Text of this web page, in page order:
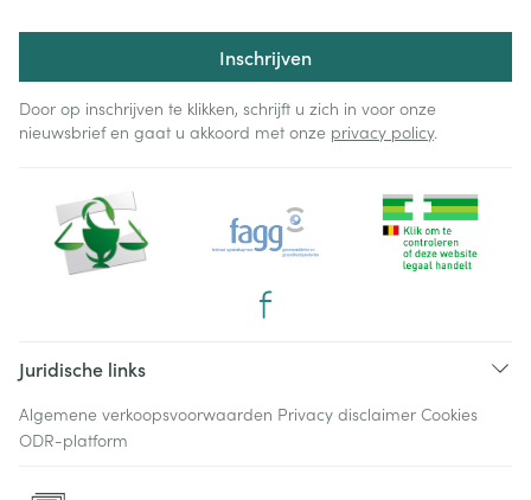
Inschrijven
Door op inschrijven te klikken, schrijft u zich in voor onze
nieuwsbrief en gaat u akkoord met onze privacy policy.
Juridische links
Algemene verkoopsvoorwaarden Privacy disclaimer Cookies
ODR-platform